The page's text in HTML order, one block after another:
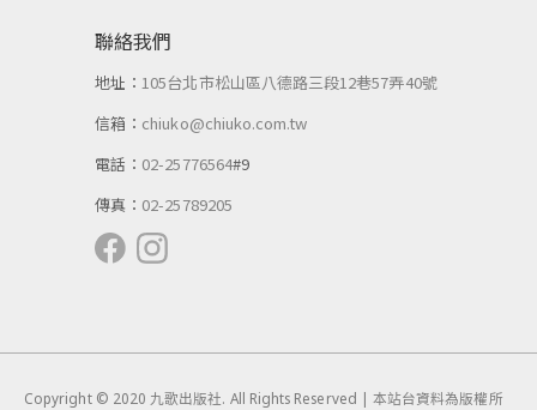
聯絡我們
地址：105台北市松山區八德路三段12巷57弄40號
信箱： chiuko@chiuko.com.tw
電話： 02-25776564#9
傳真： 02-25789205
Copyright © 2020 九歌出版社. All Rights Reserved | 本站台資料為版權所